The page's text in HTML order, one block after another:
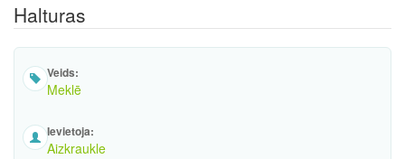
Halturas
Veids:
Meklē
Ievietoja:
Aizkraukle